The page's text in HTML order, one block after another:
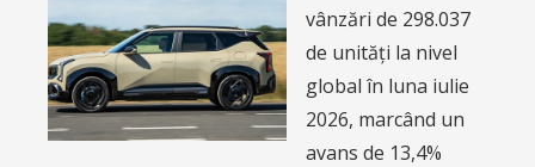
vânzări de 298.037
de unități la nivel
global în luna iulie
2026, marcând un
avans de 13,4%